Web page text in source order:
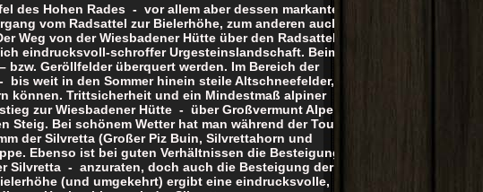
des Hohen Rades - vor allem aber dessen markante
vom Radsattel zur Bielerhöhe, zum anderen auch
Weg von der Wiesbadener Hütte über den Radsattel
eindrucksvoll-schroffer Urgesteinslandschaft. Beim
Geröllfelder überquert werden. Im Bereich der
weit in den Sommer hinein steile Altschneefelder,
können. Trittsicherheit und ein Mindestmaß alpiner
zur Wiesbadener Hütte - über Großvermunt Alpe
Bei schönem Wetter hat man während der Tour
der Silvretta (Großer Piz Buin, Silvrettahorn und
Ebenso ist bei guten Verhältnissen die Besteigung
Silvretta - anzuraten, doch auch die Besteigung der
(und umgekehrt) ergibt eine eindrucksvolle,